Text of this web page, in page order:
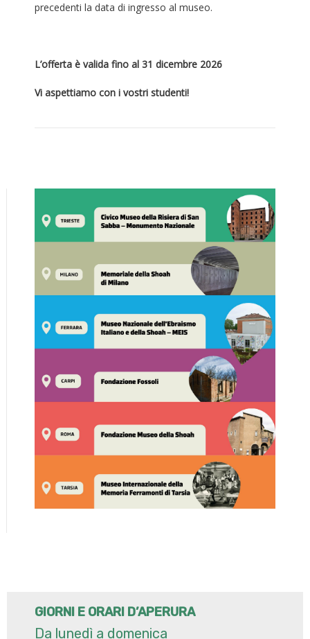
precedenti la data di ingresso al museo.
L’offerta è valida fino al 31 dicembre 2026
Vi aspettiamo con i vostri studenti!
GIORNI E ORARI D’APERURA
Da lunedì a domenica